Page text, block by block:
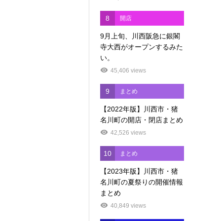
8 開店
9月上旬、川西阪急に銀閣
寺大西がオープンするみた
い。
45,406 views
9 まとめ
【2022年版】川西市・猪
名川町の開店・閉店まとめ
42,526 views
10 まとめ
【2023年版】川西市・猪
名川町の夏祭りの開催情報
まとめ
40,849 views